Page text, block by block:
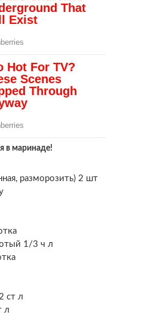
в маринаде!
разморозить) 2 шт
1/3 ч л
ст л
л